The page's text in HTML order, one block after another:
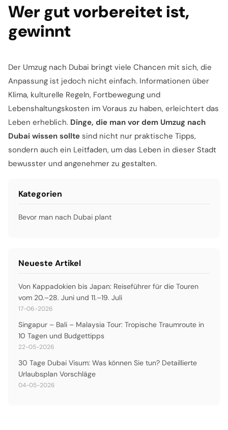
Wer gut vorbereitet ist,
gewinnt
Der Umzug nach Dubai bringt viele Chancen mit sich, die
Anpassung ist jedoch nicht einfach. Informationen über
Klima, kulturelle Regeln, Fortbewegung und
Lebenshaltungskosten im Voraus zu haben, erleichtert das
Leben erheblich. Dinge, die man vor dem Umzug nach
Dubai wissen sollte sind nicht nur praktische Tipps,
sondern auch ein Leitfaden, um das Leben in dieser Stadt
bewusster und angenehmer zu gestalten.
Kategorien
Bevor man nach Dubai plant
Neueste Artikel
Von Kappadokien bis Japan: Reiseführer für die Touren
vom 20.–28. Juni und 11.–19. Juli
17-06-2026
Singapur – Bali – Malaysia Tour: Tropische Traumroute in
10 Tagen und Budgettipps
22-05-2026
30 Tage Dubai Visum: Was können Sie tun? Detaillierte
Urlaubsplan Vorschläge
04-05-2026